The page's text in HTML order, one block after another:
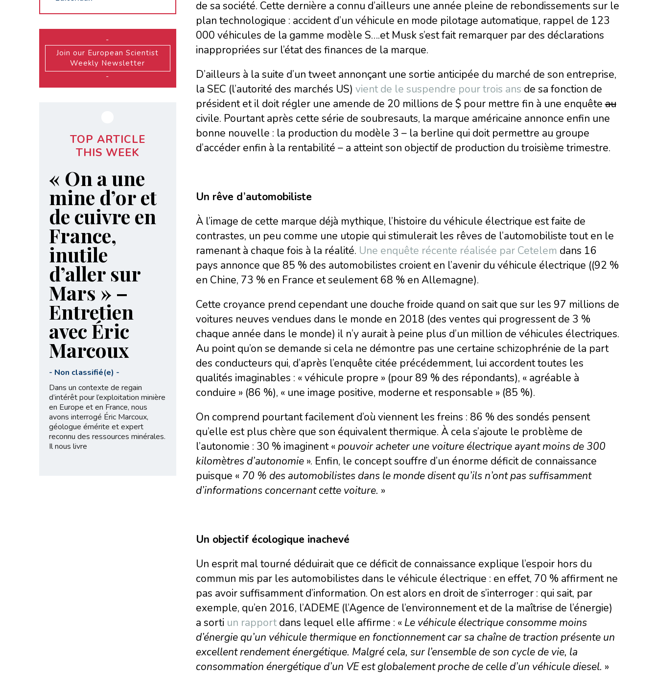
de sa société. Cette dernière a connu d’ailleurs une année pleine de rebondissements sur le
plan technologique : accident d’un véhicule en mode pilotage automatique, rappel de 123
000 véhicules de la gamme modèle S….et Musk s’est fait remarquer par des déclarations
inappropriées sur l’état des finances de la marque.
D’ailleurs à la suite d’un tweet annonçant une sortie anticipée du marché de son entreprise,
la SEC (l’autorité des marchés US) vient de le suspendre pour trois ans de sa fonction de
président et il doit régler une amende de 20 millions de $ pour mettre fin à une enquêteau
civile. Pourtant après cette série de soubresauts, la marque américaine annonce enfin une
bonne nouvelle : la production du modèle 3 – la berline qui doit permettre au groupe
d’accéder enfin à la rentabilité – a atteint son objectif de production du troisième trimestre.
Un rêve d’automobiliste
À l’image de cette marque déjà mythique, l’histoire du véhicule électrique est faite de
contrastes, un peu comme une utopie qui stimulerait les rêves de l’automobiliste tout en le
ramenant à chaque fois à la réalité. Une enquête récente réalisée par Cetelem dans 16
pays annonce que 85 % des automobilistes croient en l’avenir du véhicule électrique ((92 %
en Chine, 73 % en France et seulement 68 % en Allemagne).
Cette croyance prend cependant une douche froide quand on sait que sur les 97 millions de
voitures neuves vendues dans le monde en 2018 (des ventes qui progressent de 3 %
chaque année dans le monde) il n’y aurait à peine plus d’un million de véhicules électriques.
Au point qu’on se demande si cela ne démontre pas une certaine schizophrénie de la part
des conducteurs qui, d’après l’enquête citée précédemment, lui accordent toutes les
qualités imaginables : « véhicule propre » (pour 89 % des répondants), « agréable à
conduire » (86 %), « une image positive, moderne et responsable » (85 %).
On comprend pourtant facilement d’où viennent les freins : 86 % des sondés pensent
qu’elle est plus chère que son équivalent thermique. À cela s’ajoute le problème de
l’autonomie : 30 % imaginent « pouvoir acheter une voiture électrique ayant moins de 300
kilomètres d’autonomie ». Enfin, le concept souffre d’un énorme déficit de connaissance
puisque « 70 % des automobilistes dans le monde disent qu’ils n’ont pas suffisamment
d’informations concernant cette voiture. »
Un objectif écologique inachevé
Un esprit mal tourné déduirait que ce déficit de connaissance explique l’espoir hors du
commun mis par les automobilistes dans le véhicule électrique : en effet, 70 % affirment ne
pas avoir suffisamment d’information. On est alors en droit de s’interroger : qui sait, par
exemple, qu’en 2016, l’ADEME (l’Agence de l’environnement et de la maîtrise de l’énergie)
a sorti un rapportdans lequel elle affirme : « Le véhicule électrique consomme moins
d’énergie qu’un véhicule thermique en fonctionnement car sa chaîne de traction présente un
excellent rendement énergétique. Malgré cela, sur l’ensemble de son cycle de vie, la
consommation énergétique d’un VE est globalement proche de celle d’un véhicule diesel. »
-
Join our European Scientist
Weekly Newsletter
-
TOP ARTICLE
THIS WEEK
« On a une
mine d’or et
de cuivre en
France,
inutile
d’aller sur
Mars » –
Entretien
avec Éric
Marcoux
- Non classifié(e) -
Dans un contexte de regain
d’intérêt pour l’exploitation minière
en Europe et en France, nous
avons interrogé Éric Marcoux,
géologue émérite et expert
reconnu des ressources minérales.
Il nous livre